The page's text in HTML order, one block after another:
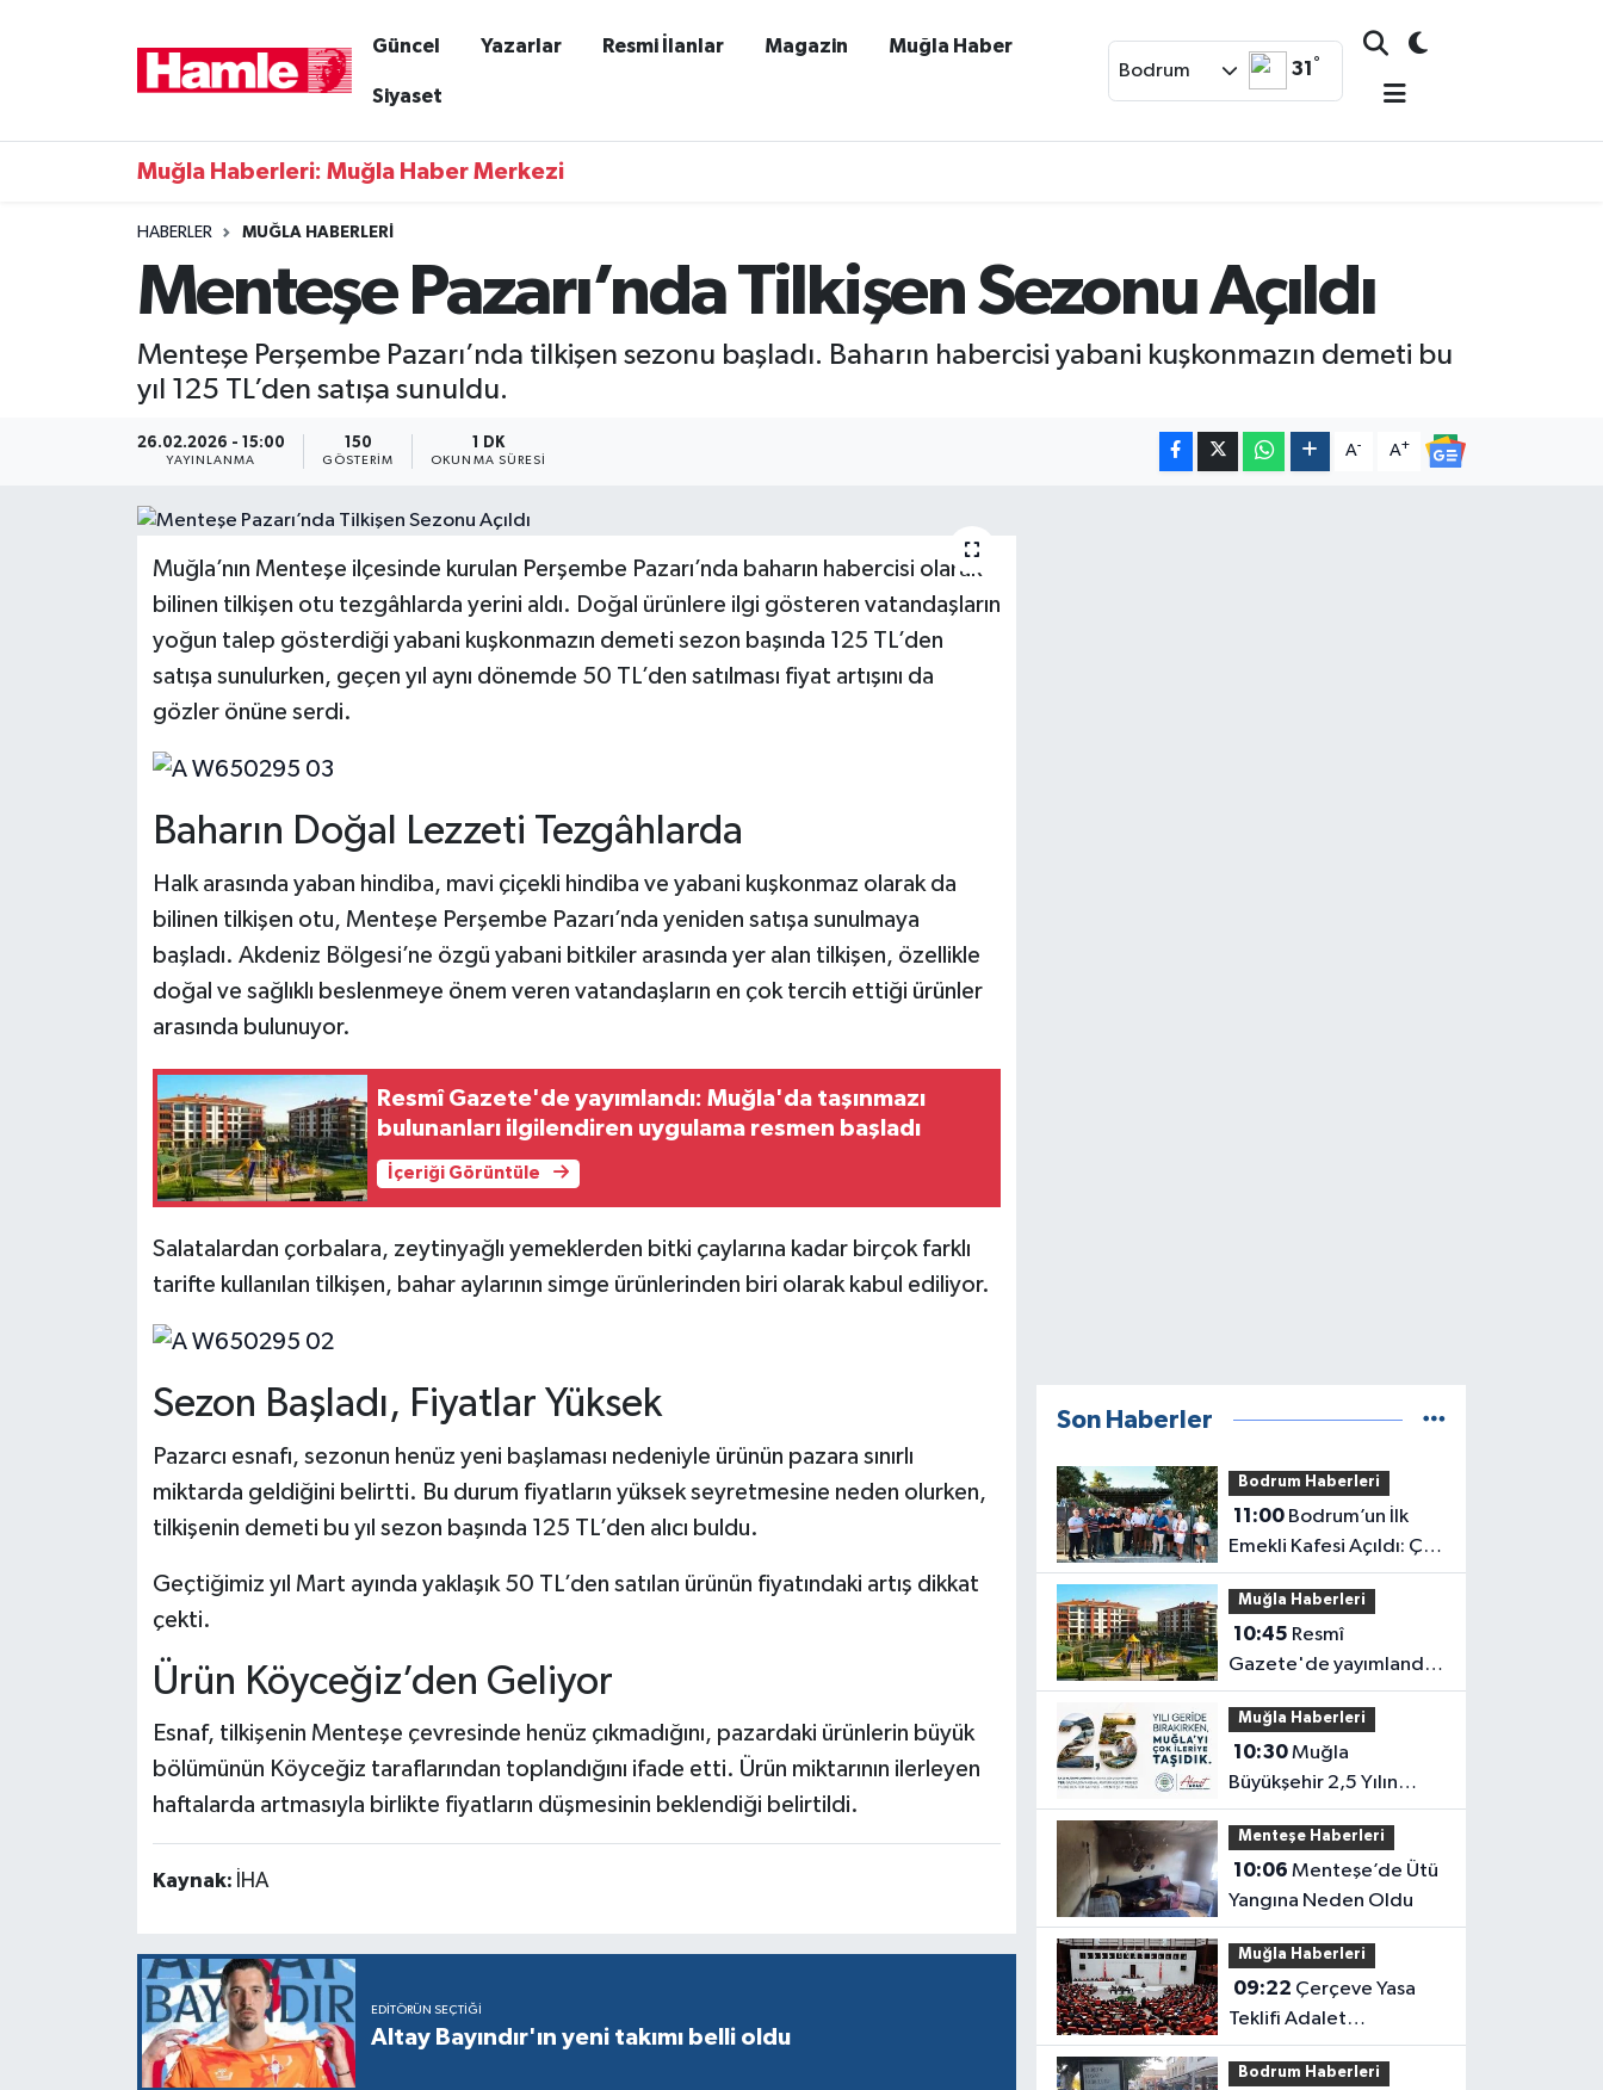
Güncel Yazarlar Resmi İlanlar Magazin Muğla Haber
Siyaset
Bodrum 31 °
Muğla Haberleri: Muğla Haber Merkezi
HABERLER MUĞLA HABERLERI
Menteşe Pazarı’nda Tilkişen Sezonu Açıldı
Menteşe Perşembe Pazarı’nda tilkişen sezonu başladı. Baharın habercisi yabani kuşkonmazın demeti bu
yıl 125 TL’den satışa sunuldu.
26.02.2026 - 15:00
YAYINLANMA
150
GÖSTERIM
1 DK
OKUNMA SÜRESI
A- A+
Muğla’nın Menteşe ilçesinde kurulan Perşembe Pazarı’nda baharın habercisi olarak
bilinen tilkişen otu tezgâhlarda yerini aldı. Doğal ürünlere ilgi gösteren vatandaşların
yoğun talep gösterdiği yabani kuşkonmazın demeti sezon başında 125 TL’den
satışa sunulurken, geçen yıl aynı dönemde 50 TL’den satılması fiyat artışını da
gözler önüne serdi.
Baharın Doğal Lezzeti Tezgâhlarda
Halk arasında yaban hindiba, mavi çiçekli hindiba ve yabani kuşkonmaz olarak da
bilinen tilkişen otu, Menteşe Perşembe Pazarı’nda yeniden satışa sunulmaya
başladı. Akdeniz Bölgesi’ne özgü yabani bitkiler arasında yer alan tilkişen, özellikle
doğal ve sağlıklı beslenmeye önem veren vatandaşların en çok tercih ettiği ürünler
arasında bulunuyor.
Resmî Gazete'de yayımlandı: Muğla'da taşınmazı
bulunanları ilgilendiren uygulama resmen başladı
İçeriği Görüntüle
Salatalardan çorbalara, zeytinyağlı yemeklerden bitki çaylarına kadar birçok farklı
tarifte kullanılan tilkişen, bahar aylarının simge ürünlerinden biri olarak kabul ediliyor.
Sezon Başladı, Fiyatlar Yüksek
Pazarcı esnafı, sezonun henüz yeni başlaması nedeniyle ürünün pazara sınırlı
miktarda geldiğini belirtti. Bu durum fiyatların yüksek seyretmesine neden olurken,
tilkişenin demeti bu yıl sezon başında 125 TL’den alıcı buldu.
Geçtiğimiz yıl Mart ayında yaklaşık 50 TL’den satılan ürünün fiyatındaki artış dikkat
çekti.
Ürün Köyceğiz’den Geliyor
Esnaf, tilkişenin Menteşe çevresinde henüz çıkmadığını, pazardaki ürünlerin büyük
bölümünün Köyceğiz taraflarından toplandığını ifade etti. Ürün miktarının ilerleyen
haftalarda artmasıyla birlikte fiyatların düşmesinin beklendiği belirtildi.
Kaynak: İHA
EDITÖRÜN SEÇTIĞI
Altay Bayındır'ın yeni takımı belli oldu
Son Haberler
Bodrum Haberleri
11:00Bodrum’un İlk
Emekli Kafesi Açıldı: Çay
5 TL
Muğla Haberleri
10:45
Gazete'de yayımlandı:
Muğla'da taşınmazı
bulunanları ilgilendiren
uygulama resmen
başladı
Muğla Haberleri
10:30Muğla
Büyükşehir 2,5 Yılın
Karnesini Açıklayacak
Menteşe Haberleri
10:06
Yangına Neden Oldu
Muğla Haberleri
09:22
Teklifi Adalet
Komisyonu’nda Kabul
Edildi
Bodrum Haberleri
Magazin
Muğla Nöbetçi Eczaneler
Muğla Trafik Yoğunluk Haritası
Tüm Manşetler
Son Dakika Haberleri
Haber Arşivi